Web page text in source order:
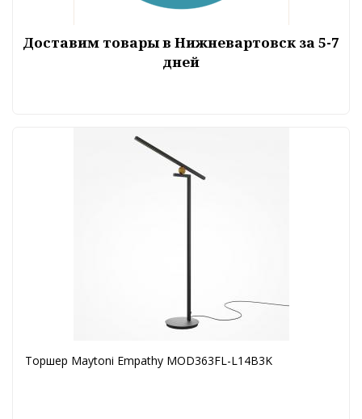
Доставим товары в Нижневартовск за 5-7
дней
Торшер Maytoni Empathy MOD363FL-L14B3K